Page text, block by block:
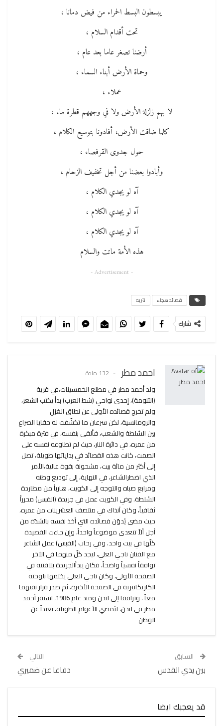
يبسطون البسط الحمراء من فيض دمانا ،
تحت أقدام السلام ،
أرضنا تصغر عاما بعد عام ،
وحماة الأرض أبناء السماء ،
عملاء ،
لا بهم زلزلة الأرض ولا في وجههم قطرة ماء ،
كلما ضاقت الأرض، أفادونا بتوسيع الكلام ،
حول جدوى القرفصاء ،
وأبادوا بعضنا من أجل تخفيف الزحام ،
آه لو يجدي الكلام ،
آه لو يجدي الكلام ،
آه لو يجدي الكلام ،
هذه الأمة ماتت والسلام
- Advertisement -
قصائد هجاء نثريه
شارك
احمد مطر 132 مادة
ولد أحمد مطر في مطلع الخمسينات،في قرية
(التنومة)، إحدى نواحي (شط العرب) بدأ يكتب الشعر،
ولم تخرج قصائده الأولى عن نطاق الغزل
والرومانسية، لكن سرعان ما تكشّفت له خفايا الصراع
بين السُلطة والشعب، فألقى بنفسه، في فترة مبكرة
من عمره، في دائرة النار، حيث لم تطاوعه نفسه على
الصمت، كانت هذه القصائد في بداياتها طويلة، تصل
إلى أكثر من مائة بيت، مشحونة بقوة عالية،الأمر
الذي اضطرالشاعر، في النهاية، إلى توديع وطنه
ومرابع صباه والتوجه إلى الكويت، هارباً من مطاردة
السُلطة. وفي الكويت عمل في جريدة (القبس) محرراً
ثقافياً، وكان آنذاك في منتصف العشرينات من عمره،
حيث مضى يُدوّن قصائده التي أخذ نفسه بالشدّة من
أجل ألاّ تتعدى موضوعاً واحداً، وإن جاءت القصيدة
كلّها في بيت واحد. وفي رحاب (القبس) عمل الشاعر
مع الفنان ناجي العلي، ليجد كلّ منهما في الآخر
توافقاً نفسياً واضحاً، فكان يبدأالجريدة بلافتته في
الصفحة الأولى، وكان ناجي العلي يختمها بلوحته
الكاريكاتيرية في الصفحة الأخيرة. ثم صدر قرار نفيهما
معاً ، وترافقا إلى لندن ومنذ عام 1986، استقر أحمد
مطر في لندن، ليُمضي الأعوام الطويلة، بعيداً عن
الوطن
السابق
بين يدي القدس
التالي
دفاعا عن ضميري
قد يعجبك ايضا